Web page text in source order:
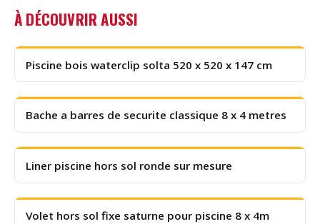
À DÉCOUVRIR AUSSI
Piscine bois waterclip solta 520 x 520 x 147 cm
Bache a barres de securite classique 8 x 4 metres
Liner piscine hors sol ronde sur mesure
Volet hors sol fixe saturne pour piscine 8 x 4m